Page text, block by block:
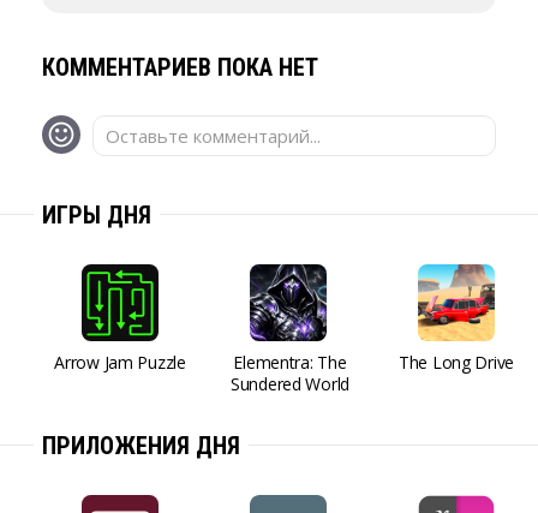
КОММЕНТАРИЕВ ПОКА НЕТ
Оставьте комментарий...
ИГРЫ ДНЯ
Arrow Jam Puzzle
Elementra: The
Sundered World
The Long Drive
ПРИЛОЖЕНИЯ ДНЯ